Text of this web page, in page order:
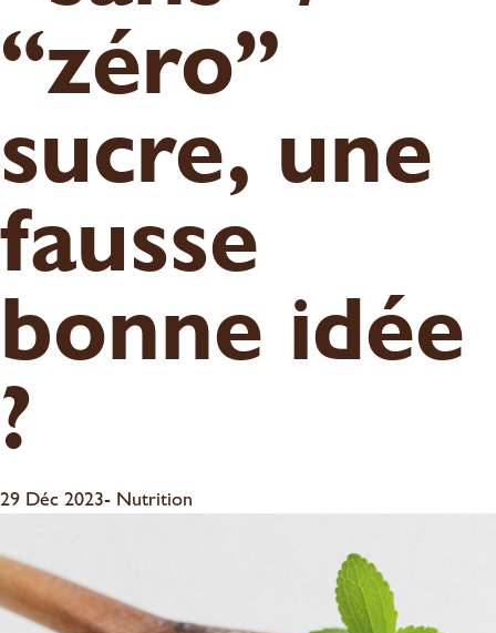
“zéro”
sucre, une
fausse
bonne idée
?
29 Déc 2023- Nutrition